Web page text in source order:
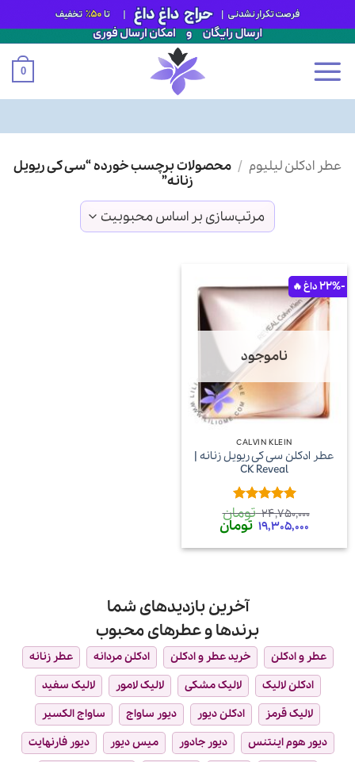
0
عطر ادکلن لیلیوم / محصولات برچسب خورده “سی کی ریویل
زنانه”
-22%
ناموجود
CALVIN KLEIN
عطر ادکلن سی کی ریویل زنانه |
CK Reveal
امتیاز5از
5
24,750,000 تومان
قیمت
اصلی
24,750,000 تومان
بود.
19,305,000 تومان
است.
آخرین بازدیدهای شما
برندها و عطرهای محبوب
عطر و ادکلن خرید عطر و ادکلن ادکلن مردانه
عطر زنانه
ادکلن لالیک
لالیک مشکی لالیک لامور
لالیک سفید
لالیک قرمز
ادکلن دیور دیور ساواج
ساواج الکسیر
دیور هوم اینتنس
دیور جادور میس دیور
دیور فارنهایت